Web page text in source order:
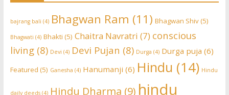
bajrang bali (4) Bhagwan Ram (11) Bhagwan Shiv(5)
Bhagwati (4) Bhakti (5) Chaitra Navratri (7) conscious
living(8) Devi (4) Devi Pujan (8) Durga (4) Durga puja (6)
Featured (5) Ganesha (4) Hanumanji (6) Hindu (14) Hindu
daily deeds(4) Hindu Dharma (9) hindu